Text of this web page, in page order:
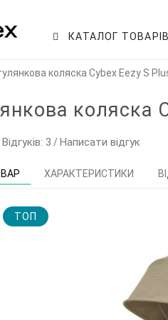
КАТАЛОГ
коляска Cybex Eezy S
коляска
Відгуків: 3 /Написати відгук
ХАРАКТЕРИСТИКИ
TOП